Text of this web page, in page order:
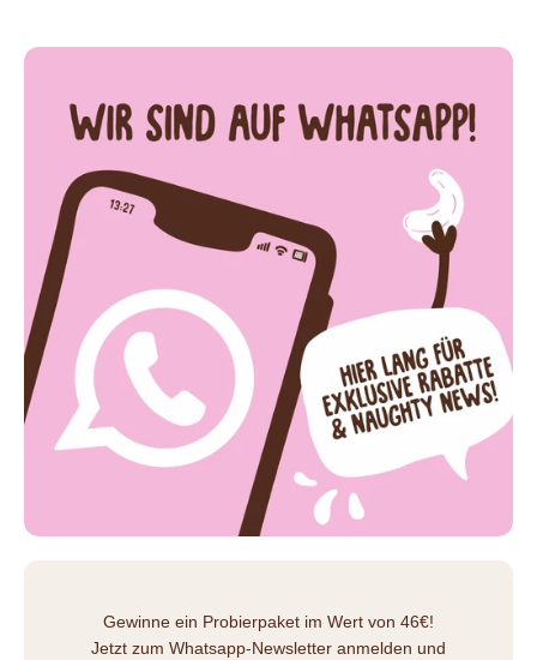
Gewinne ein Probierpaket im Wert von 46€!
Jetzt zum Whatsapp-Newsletter anmelden und